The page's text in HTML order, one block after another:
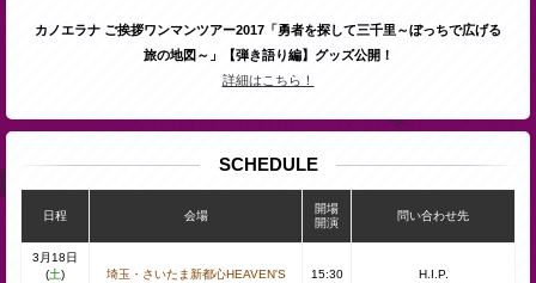
カノエラナ ご挨拶ワンマンツアー2017「勇者を探して三千里～ぼっちで広げる
旅の地図～」【弾き語り編】グッズ公開！
詳細はこちら！
SCHEDULE
日程 会場
開場
開演
問い合わせ先
3月18日
(土)
埼玉・さいたま新都心HEAVEN'S
15:30
H.I.P.